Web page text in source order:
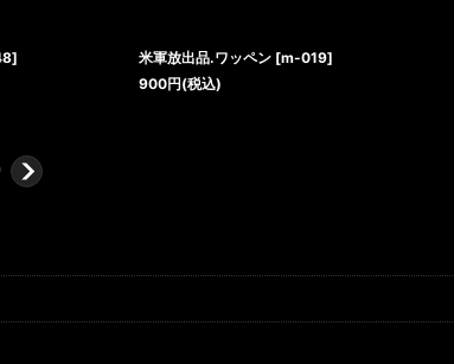
]
米軍放出品.ワッペン [m-019]
900円(税込)